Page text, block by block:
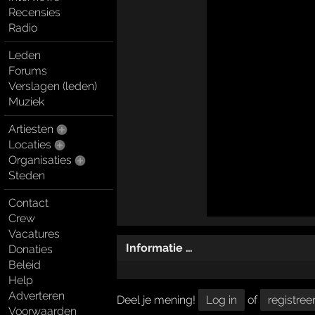
Recensies
Radio
Leden
Forums
Verslagen (leden)
Muziek
Artiesten
Locaties
Organisaties
Steden
Contact
Crew
Vacatures
Donaties
Beleid
Help
Adverteren
Voorwaarden
Informatie …
Deel je mening! Log in of registreer